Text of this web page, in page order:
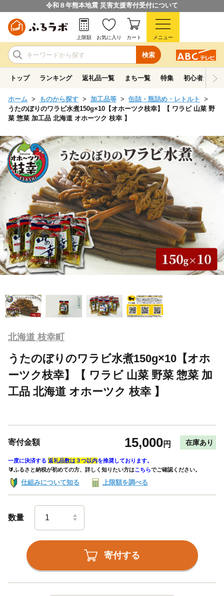
令和８年熊本地震 災害支援寄付受付について
検索
上限額 お気に入り カート メニュー
トップ ランキング 返礼品一覧 まち一覧 特集 初心者ガイド
ホーム ものから探す 加工品等
缶詰・瓶詰め・レトルト
うたのぼりのワラビ水煮150g×10【オホーツク枝幸】【 ワラビ 山菜 野
菜 惣菜 加工品 北海道 オホーツク 枝幸 】
北海道 枝幸町
うたのぼりのワラビ水煮150g×10【オホ
ーツク枝幸】【 ワラビ 山菜 野菜 惣菜 加
工品 北海道 オホーツク 枝幸 】
寄付金額 15,000円 在庫あり
一度に決済する 返礼品数は３つ以内を推奨しております。
🔰ふるさと納税が初めての方、詳しく知りたい方はこちらでご確認ください。
仕組みについて知る 上限額を調べる
数量
寄付する